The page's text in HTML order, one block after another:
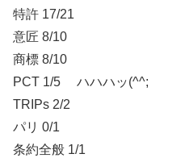
特許 17/21
意匠 8/10
商標 8/10
PCT 1/5 ハハハッ(^^;
TRIPs 2/2
パリ 0/1
条約全般 1/1